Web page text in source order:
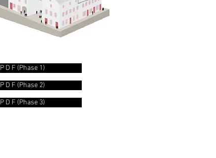
P D F (Phase 1)
P D F (Phase 2)
P D F (Phase 3)